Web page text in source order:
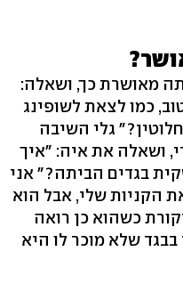
מאושרת כך, ושאלה:
כמו לצאת לשופינג
גלי השיבה
ושאלה את איה: "איך
בגדים הביתה?" אני
הקניות שלי, אבל הוא
כשהוא כן רואה
שלא מוכר לו היא